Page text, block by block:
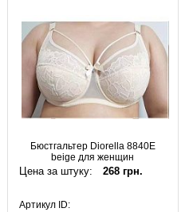
Бюстгальтер Diorella 8840E
beige для женщин
Цена за штуку: 268 грн.
Артикул ID: